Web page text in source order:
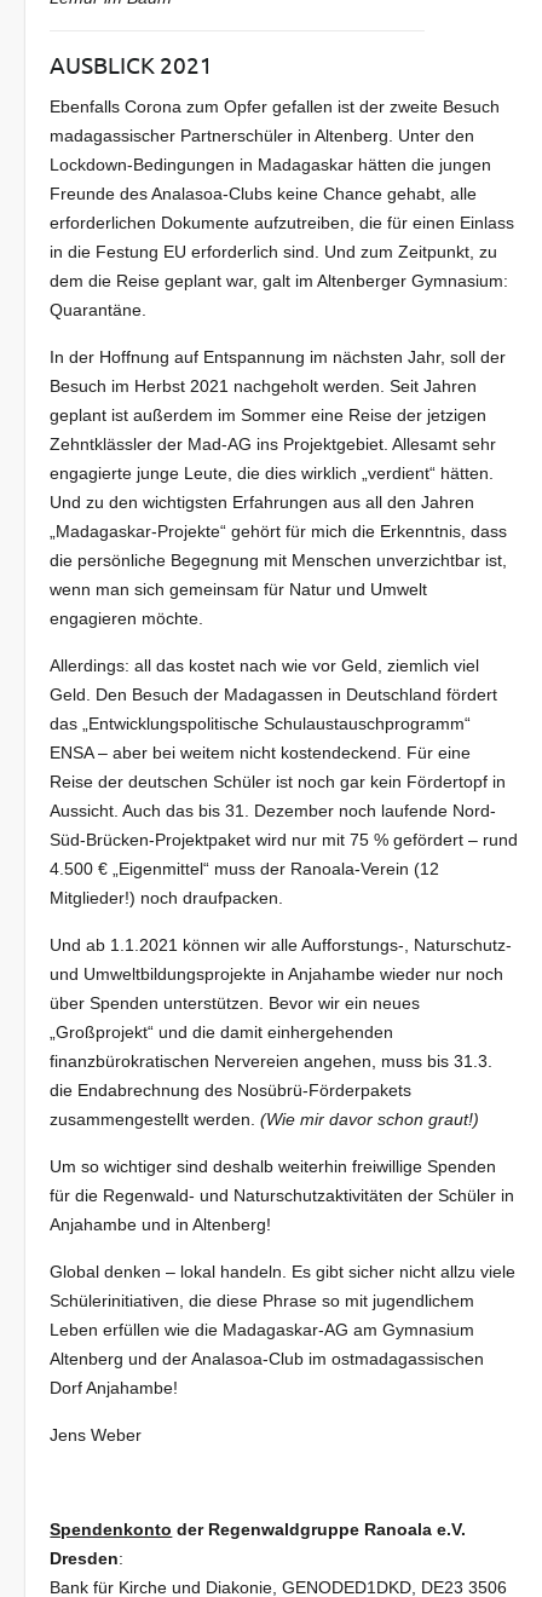
AUSBLICK 2021
Ebenfalls Corona zum Opfer gefallen ist der zweite Besuch
madagassischer Partnerschüler in Altenberg. Unter den
Lockdown-Bedingungen in Madagaskar hätten die jungen
Freunde des Analasoa-Clubs keine Chance gehabt, alle
erforderlichen Dokumente aufzutreiben, die für einen Einlass
in die Festung EU erforderlich sind. Und zum Zeitpunkt, zu
dem die Reise geplant war, galt im Altenberger Gymnasium:
Quarantäne.
In der Hoffnung auf Entspannung im nächsten Jahr, soll der
Besuch im Herbst 2021 nachgeholt werden. Seit Jahren
geplant ist außerdem im Sommer eine Reise der jetzigen
Zehntklässler der Mad-AG ins Projektgebiet. Allesamt sehr
engagierte junge Leute, die dies wirklich „verdient“ hätten.
Und zu den wichtigsten Erfahrungen aus all den Jahren
„Madagaskar-Projekte“ gehört für mich die Erkenntnis, dass
die persönliche Begegnung mit Menschen unverzichtbar ist,
wenn man sich gemeinsam für Natur und Umwelt
engagieren möchte.
Allerdings: all das kostet nach wie vor Geld, ziemlich viel
Geld. Den Besuch der Madagassen in Deutschland fördert
das „Entwicklungspolitische Schulaustauschprogramm“
ENSA – aber bei weitem nicht kostendeckend. Für eine
Reise der deutschen Schüler ist noch gar kein Fördertopf in
Aussicht. Auch das bis 31. Dezember noch laufende Nord-
Süd-Brücken-Projektpaket wird nur mit 75 % gefördert – rund
4.500 € „Eigenmittel“ muss der Ranoala-Verein (12
Mitglieder!) noch draufpacken.
Und ab 1.1.2021 können wir alle Aufforstungs-, Naturschutz-
und Umweltbildungsprojekte in Anjahambe wieder nur noch
über Spenden unterstützen. Bevor wir ein neues
„Großprojekt“ und die damit einhergehenden
finanzbürokratischen Nervereien angehen, muss bis 31.3.
die Endabrechnung des Nosübrü-Förderpakets
zusammengestellt werden.(Wie mir davor schon graut!)
Um so wichtiger sind deshalb weiterhin freiwillige Spenden
für die Regenwald- und Naturschutzaktivitäten der Schüler in
Anjahambe und in Altenberg!
Global denken – lokal handeln. Es gibt sicher nicht allzu viele
Schülerinitiativen, die diese Phrase so mit jugendlichem
Leben erfüllen wie die Madagaskar-AG am Gymnasium
Altenberg und der Analasoa-Club im ostmadagassischen
Dorf Anjahambe!
Jens Weber
Spendenkonto der Regenwaldgruppe Ranoala e.V.
Dresden:
Bank für Kirche und Diakonie, GENODED1DKD, DE23 3506